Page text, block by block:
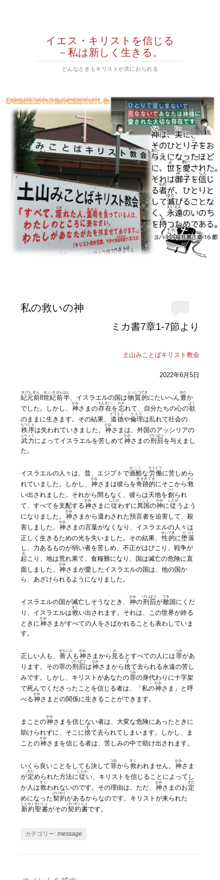
イエス・キリストを信じる
－私は新しく生きる。
どんなときもキリストが共におられる
私の救いの神
ミカ書7章1-7節より
土山みことばキリスト教会
2022年6月5日
紀元前
きげんぜん
8世紀
せいき
前半
ぜんはん
、イスラエルの国は物質的
ぶっしつてき
にたいへん 豊
ゆた
か
でした。しかし、 神
かみ
さまの存在
そんざい
を忘
わす
れて、自分たちの心の欲
よく
のままに生きます。その結果、 道徳
どうとく
や倫理
りんり
は乱れて社会の
秩序
ちつじょ
は失われていきました。 神
かみ
さまは、外国のアッシリアの
武力
ぶりょく
によってイスラエルを苦しめて神
かみ
さまの刑罰
けいばつ
を与えまし
た。
イスラエルの人々は、昔、エジプトで過酷
かこく
な労働
ろうどう
に苦しめら
れていました。しかし、 神
かみ
さまは彼らを奇跡的
きせきてき
にそこから 救
すく
い出されました。それから間もなく、彼らは天地を創
つく
られ
て、すべてを支配する神
かみ
さまに 従
したが
わずに異国
いこく
の神
かみ
に 従
したが
うよう
になりました。 神
かみ
さまから遣わされた預言者を迫害して、殺
害しました。 神
かみ
さまの言葉がなくなり、イスラエルの人々は
正しく生きるための光を失いました。その結果、性的
せいてき
に 堕
だ
落
らく
し、力あるものが弱い者を苦しめ、不正がはびこり、戦争が
起
お
こり、地は荒れ果て、食糧難になり、国は滅亡の危険に直
面しました。 神
かみ
さまが愛したイスラエルの国は、他の国か
ら、あざけられるようになりました。
イスラエルの国が滅亡しそうなとき、 神
かみ
の刑罰
けいばつ
が敵
てき
国にくだ
り、イスラエルは救
すく
い出されます。それは、この世界が終る
ときに 神
かみ
さまがすべての人をさばかれることも表わしていま
す。
正しい人も、 善人
ぜんにん
も 神
かみ
さまから 見
み
るとすべての人には罪
つみ
があ
ります。その罪の刑罰
けいばつ
は神
かみ
さまから捨
す
て去られる永遠の苦し
みです。しかし、キリストがあなたの罪
つみ
の身代わりに十字架
で死んでくださったことを信じる者は、「私の神
かみ
さま」と呼
べる神
かみ
さまとの関係に生きることができます。
まことの神
かみ
さまを信じない者は、大変な危険にあったときに
助けられずに、そこに捨
す
て去られてしまいます。しかし、ま
ことの神
かみ
さまを信じる者は、苦しみの中で助け出されます。
いくら良いことをしても決して罪
つみ
から 救
すく
われません。 神
かみ
さま
が定
さだ
められた方法に 従
したが
い、キリストを信じることによってし
か人は救
すく
われないのです。その理由は、ただ、 神
かみ
さまのお 定
さだ
めになった契約
けいやく
があるからなのです。キリストが来られた
新約
しんやく
聖書
せいしょ
がその契約書
けいやくしょ
です。
カテゴリー:message